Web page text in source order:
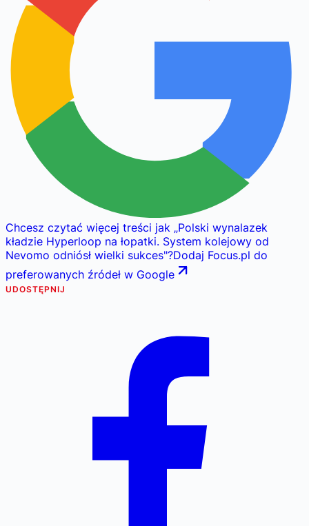
Chcesz czytać więcej treści jak „Polski wynalazek
kładzie Hyperloop na łopatki. System kolejowy od
Nevomo odniósł wielki sukces"?Dodaj Focus.pl do
preferowanych źródeł w Google
UDOSTĘPNIJ